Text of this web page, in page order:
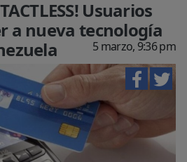
Usuarios
a nueva tecnología
5 marzo, 9:36 pm